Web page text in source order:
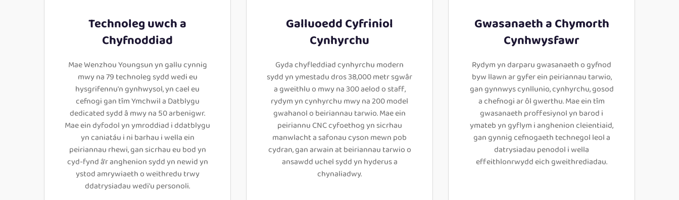
Technoleg uwch a
Chyfnoddiad
Mae Wenzhou Youngsun yn gallu cynnig
mwy na 79 technoleg sydd wedi eu
hysgrifennu'n gynhwysol, yn cael eu
cefnogi gan tîm Ymchwil a Datblygu
dedicated sydd â mwy na 50 arbenigwr.
Mae ein dyfodol yn ymroddiad i ddatblygu
yn caniatáu i ni barhau i wella ein
peiriannau rhewi, gan sicrhau eu bod yn
cyd-fynd â'r anghenion sydd yn newid yn
ystod amrywiaeth o weithredu trwy
ddatrysiadau wedi'u personoli.
Galluoedd Cyfriniol
Cynhyrchu
Gyda chyfleddiad cynhyrchu modern
sydd yn ymestadu dros 38,000 metr sgwâr
a gweithlu o mwy na 300 aelod o staff,
rydym yn cynhyrchu mwy na 200 model
gwahanol o beiriannau tarwio. Mae ein
peiriannu CNC cyfoethog yn sicrhau
manwlacht a safonau cyson mewn pob
cydran, gan arwain at beiriannau tarwio o
ansawdd uchel sydd yn hyderus a
chynaliadwy.
Gwasanaeth a Chymorth
Cynhwysfawr
Rydym yn darparu gwasanaeth o gyfnod
byw llawn ar gyfer ein peiriannau tarwio,
gan gynnwys cynllunio, cynhyrchu, gosod
a chefnogi ar ôl gwerthu. Mae ein tîm
gwasanaeth proffesiynol yn barod i
ymateb yn gyflym i anghenion cleientiaid,
gan gynnig cefnogaeth technegol leol a
datrysiadau penodol i wella
effeithlonrwydd eich gweithrediadau.